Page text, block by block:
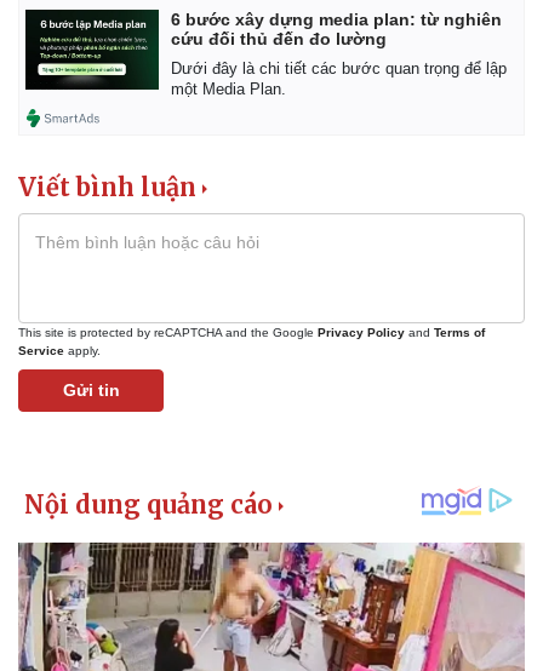
Thế giới
Hồ sơ
E-Magazine
6 bước xây dựng media plan: từ nghiên
cứu đối thủ đến đo lường
Dưới đây là chi tiết các bước quan trọng để lập
một Media Plan.
Viết bình luận
This site is protected by reCAPTCHA and the Google Privacy Policy and Terms of
Service apply.
Gửi tin